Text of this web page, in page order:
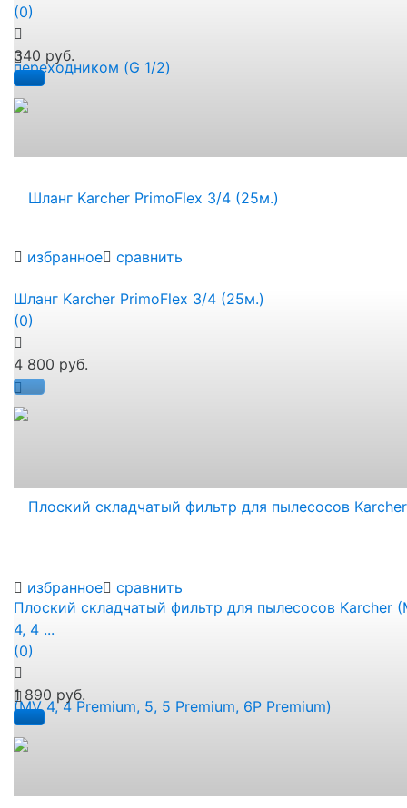
избранное сравнить
(0)
340 руб.
избранное сравнить
Шланг Karcher PrimoFlex 3/4 (25м.)
(0)
4 800 руб.
Плоский складчатый фильтр для пылесосов Karcher
4, 4 ...
(0)
1 890 руб.